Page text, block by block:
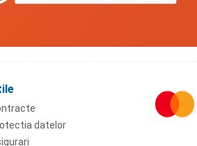
datelor